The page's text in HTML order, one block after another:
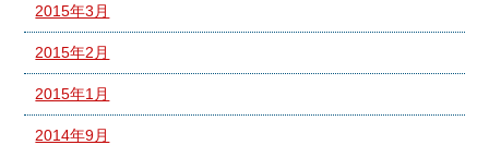
2015年3月
2015年2月
2015年1月
2014年9月